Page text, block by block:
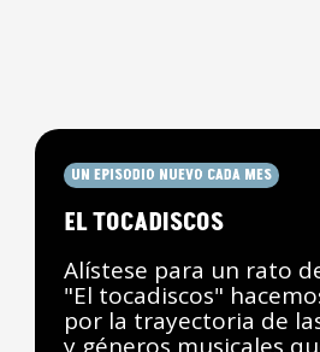
UN EPISODIO NUEVO CADA MES
EL TOCADISCOS
Alístese para un rato
"El tocadiscos"
por la trayectoria de